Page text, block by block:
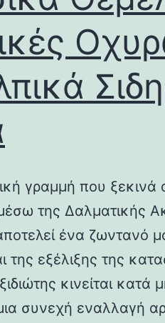
γραμμή που ξεκινά
μέσω της Δαλματικής
ένα ζωντανό
της εξέλιξης της
κινείται κατά
συνεχή εναλλαγή